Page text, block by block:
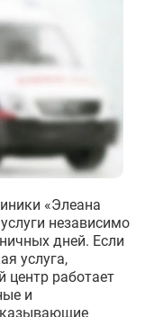
«Элеана
независимо
дней. Если
услуга,
центр работает
и